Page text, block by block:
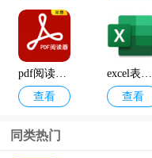
pdf阅读器免费版
查看
excel表格软件手机版
查看
同类热门